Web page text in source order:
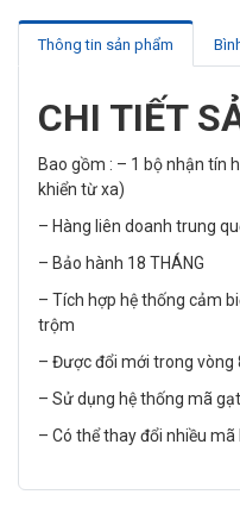
Thông tin sản phẩm
CHI TIẾT
Bao gồm : – 1 bộ nhận tín
khiển từ xa)
– Hàng liên doanh trung
– Bảo hành 18 THÁNG
– Tích hợp hệ thống cảm
trộm
– Được đổi mới trong vòng
– Sử dụng hệ thống mã
– Có thể thay đổi nhiều mã